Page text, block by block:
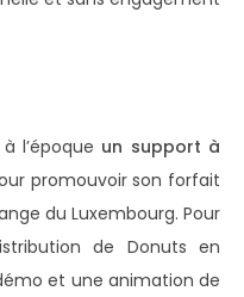
l’époque un support à
promouvoir son forfait
du Luxembourg. Pour
de Donuts en
et une animation de